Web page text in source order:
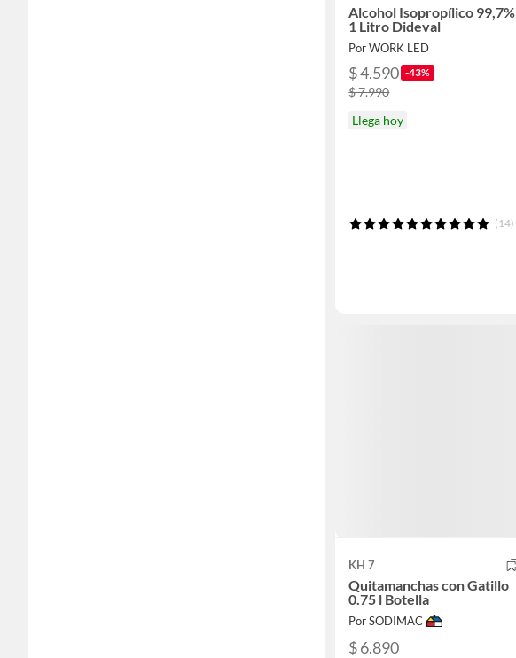
Alcohol Isopropílico 99,7%
1 Litro Dideval
Por WORK LED
$ 4.590 -43%
$ 7.990
Llega hoy
(14)
KH 7
Quitamanchas con Gatillo
0.75 l Botella
Por SODIMAC
$ 6.890